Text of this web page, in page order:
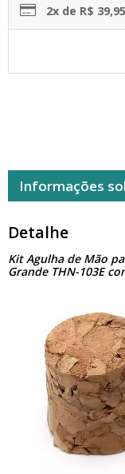
2x de R$ 39,95
Informações
Detalhe
Kit Agulha de Mão
Grande THN-103E